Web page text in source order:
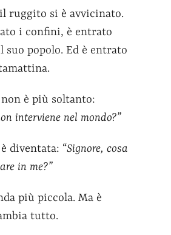
ruggito si è avvicinato.
i confini, è entrato
suo popolo. Ed è entrato
non è più soltanto:
interviene nel mondo?”
diventata: “Signore, cosa
in me?”
più piccola. Ma è
tutto.